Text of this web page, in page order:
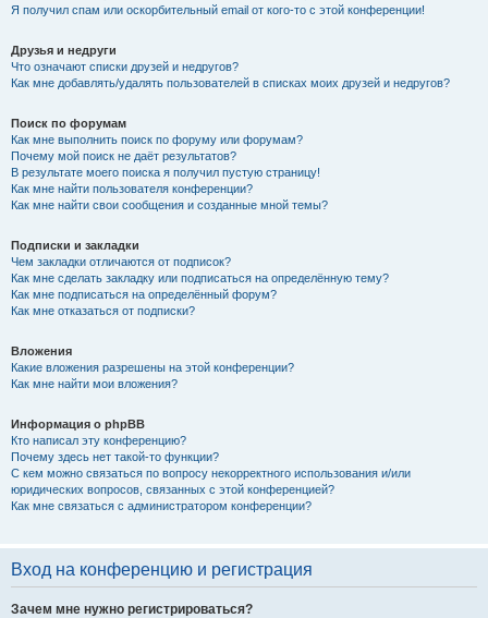
Я получил спам или оскорбительный email от кого-то с этой конференции!
Друзья и недруги
Что означают списки друзей и недругов?
Как мне добавлять/удалять пользователей в списках моих друзей и недругов?
Поиск по форумам
Как мне выполнить поиск по форуму или форумам?
Почему мой поиск не даёт результатов?
В результате моего поиска я получил пустую страницу!
Как мне найти пользователя конференции?
Как мне найти свои сообщения и созданные мной темы?
Подписки и закладки
Чем закладки отличаются от подписок?
Как мне сделать закладку или подписаться на определённую тему?
Как мне подписаться на определённый форум?
Как мне отказаться от подписки?
Вложения
Какие вложения разрешены на этой конференции?
Как мне найти мои вложения?
Информация о phpBB
Кто написал эту конференцию?
Почему здесь нет такой-то функции?
С кем можно связаться по вопросу некорректного использования и/или
юридических вопросов, связанных с этой конференцией?
Как мне связаться с администратором конференции?
Вход на конференцию и регистрация
Зачем мне нужно регистрироваться?